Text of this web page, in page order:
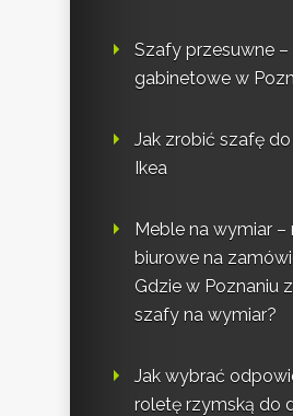
Szafy przesuwne
gabinetowe w
Jak zrobić szafę
Ikea
Meble na wymiar –
biurowe na
Gdzie w Poznaniu
szafy na wymiar?
Jak wybrać
roletę rzymską do